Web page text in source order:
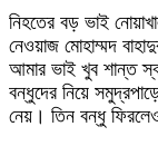
নিহতের বড় ভাই
নেওয়াজ মোহাম্মদ
আমার ভাই খুব শান্ত
বন্ধুদের নিয়ে
নেয়। তিন বন্ধু